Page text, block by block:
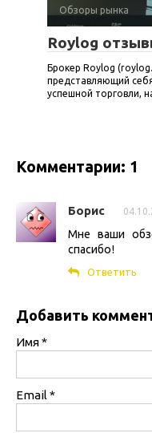
Обзоры рынка
Roylog
Брокер Roylog
представляющий
успешной торговли,
Комментарии: 1
Борис
Мне ваши
спасибо!
Ответить
Добавить
Имя*
Email *